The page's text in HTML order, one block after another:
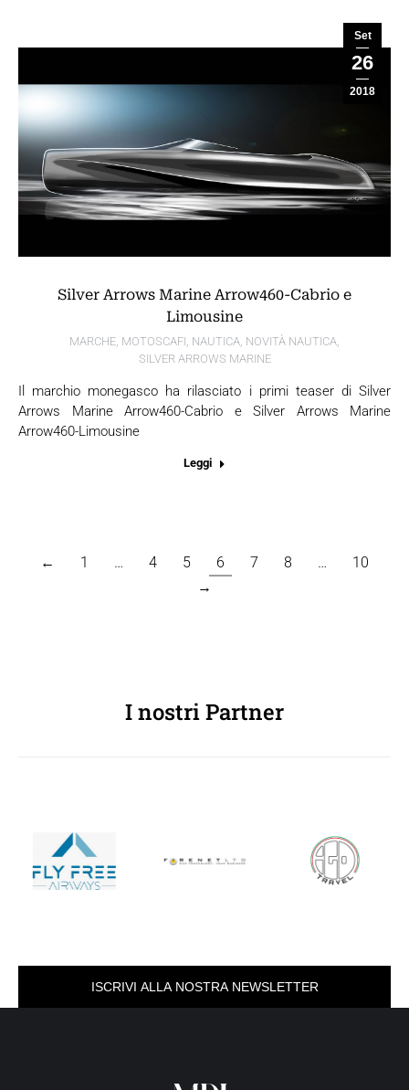
Set
26
2018
Silver Arrows Marine Arrow460-Cabrio e
Limousine
MARCHE, MOTOSCAFI, NAUTICA, NOVITÀ NAUTICA,
SILVER ARROWS MARINE
Il marchio monegasco ha rilasciato i primi teaser di Silver
Arrows Marine Arrow460-Cabrio e Silver Arrows Marine
Arrow460-Limousine
Leggi
← 1 … 4 5 6 7 8 …
10
→
I nostri Partner
ISCRIVI ALLA NOSTRA NEWSLETTER